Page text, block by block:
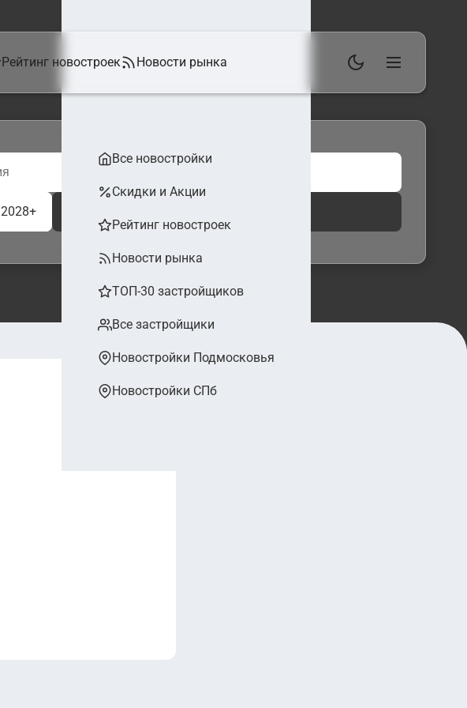
Рейтинг новостроек Новости рынка
Все новостройки
Скидки и Акции
Рейтинг новостроек
Новости рынка
ТОП-30 застройщиков
Все застройщики
Новостройки Подмосковья
Новостройки СПб
2028+